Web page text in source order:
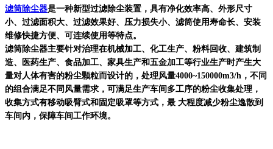
滤筒除尘器是一种新型过滤除尘装置，具有净化效率高、外形尺寸
小、过滤面积大、过滤效果好、压力损失小、滤筒使用寿命长、安装
维修快捷方便、可连续使用等特点。
滤筒除尘器主要针对治理在机械加工、化工生产、粉料回收、建筑制
造、医药生产、食品加工、家具生产和五金加工等行业生产时产生大
量对人体有害的粉尘颗粒而设计的，处理风量4000~150000m3/h，不同
的组合满足不同风量需求，可满足生产车间多工序的粉尘收集处理，
收集方式有移动吸臂式和固定吸罩等方式，最 大程度减少粉尘逸散到
车间内，保障车间工作环境。